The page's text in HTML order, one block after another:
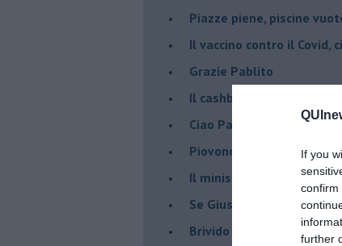
If you
confirm
further
Piazze piene, piscine
​Il vaccino contro il Covid,
Grazie Pablito
Il cashback ha fatto crash
Ciao Patrizio
Piovono DPCM
Il ministro mi ama
Se Giuseppe Conte si
Brivido di terrore... la